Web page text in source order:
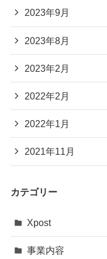
2023年9月
2023年8月
2023年2月
2022年2月
2022年1月
2021年11月
カテゴリー
Xpost
事業内容